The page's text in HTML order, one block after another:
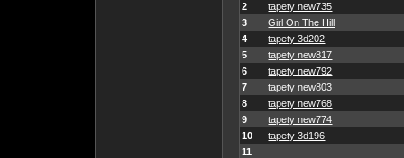
2
tapety new735
3
Girl On The Hill
4
tapety 3d202
5
tapety new817
6
tapety new792
7
tapety new803
8
tapety new768
9
tapety new774
10
tapety 3d196
11